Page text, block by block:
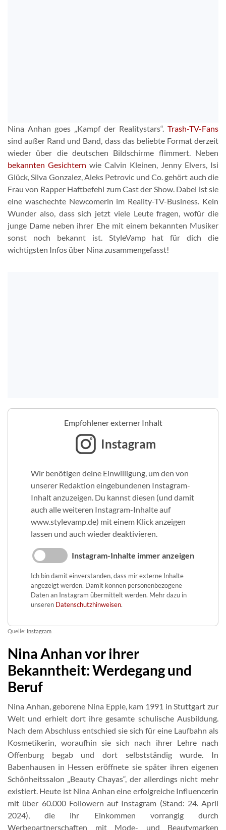
Nina Anhan goes „Kampf der Realitystars“. Trash-TV-Fans
sind außer Rand und Band, dass das beliebte Format derzeit
wieder über die deutschen Bildschirme flimmert. Neben
bekannten Gesichtern wie Calvin Kleinen, Jenny Elvers, Isi
Glück, Silva Gonzalez, Aleks Petrovic und Co. gehört auch die
Frau von Rapper Haftbefehl zum Cast der Show. Dabei ist sie
eine waschechte Newcomerin im Reality-TV-Business. Kein
Wunder also, dass sich jetzt viele Leute fragen, wofür die
junge Dame neben ihrer Ehe mit einem bekannten Musiker
sonst noch bekannt ist. StyleVamp hat für dich die
wichtigsten Infos über Nina zusammengefasst!
Empfohlener externer Inhalt
Instagram
Wir benötigen deine Einwilligung, um den von
unserer Redaktion eingebundenen Instagram-
Inhalt anzuzeigen. Du kannst diesen (und damit
auch alle weiteren Instagram-Inhalte auf
www.stylevamp.de) mit einem Klick anzeigen
lassen und auch wieder deaktivieren.
Instagram-Inhalte immer anzeigen
Ich bin damit einverstanden, dass mir externe Inhalte
angezeigt werden. Damit können personenbezogene
Daten an Instagram übermittelt werden. Mehr dazu in
unseren Datenschutzhinweisen.
Quelle: Instagram
Nina Anhan vor ihrer
Bekanntheit: Werdegang und
Beruf
Nina Anhan, geborene Nina Epple, kam 1991 in Stuttgart zur
Welt und erhielt dort ihre gesamte schulische Ausbildung.
Nach dem Abschluss entschied sie sich für eine Laufbahn als
Kosmetikerin, woraufhin sie sich nach ihrer Lehre nach
Offenburg begab und dort selbstständig wurde. In
Babenhausen in Hessen eröffnete sie später ihren eigenen
Schönheitssalon „Beauty Chayas“, der allerdings nicht mehr
existiert. Heute ist Nina Anhan eine erfolgreiche Influencerin
mit über 60.000 Followern auf Instagram (Stand: 24. April
2024), die ihr Einkommen vorrangig durch
Werbepartnerschaften mit Mode- und Beautymarken